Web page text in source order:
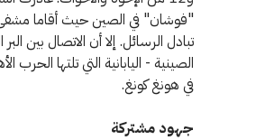
"فوشان" في الصين حيث أقاما
تبادل الرسائل. إلا أن الاتصال بين
الصينية - اليابانية التي تلتها
في هونغ كونغ.
جهود مشتركة